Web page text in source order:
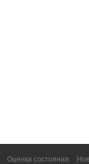
Оценка состояния